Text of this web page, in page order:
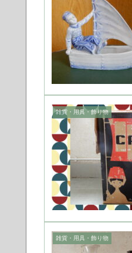
雑貨・用具・飾り物
雑貨・用具・飾り物